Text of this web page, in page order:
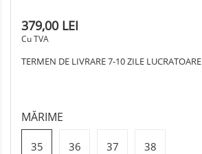
379,00 LEI
Cu TVA
TERMEN DE LIVRARE 7-10 ZILE LUCRATOARE
MĂRIME
35 36 37 38